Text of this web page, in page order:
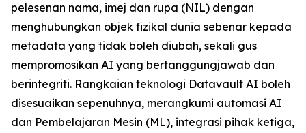
pelesenan nama, imej dan rupa (NIL) dengan
menghubungkan objek fizikal dunia sebenar kepada
metadata yang tidak boleh diubah, sekali gus
mempromosikan AI yang bertanggungjawab dan
berintegriti. Rangkaian teknologi Datavault AI boleh
disesuaikan sepenuhnya, merangkumi automasi AI
dan Pembelajaran Mesin (ML), integrasi pihak ketiga,